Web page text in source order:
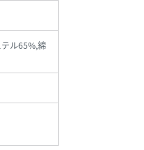
ル65%,綿